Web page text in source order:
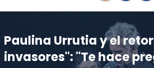
Paulina Urrutia y el
invasores": "Te hace